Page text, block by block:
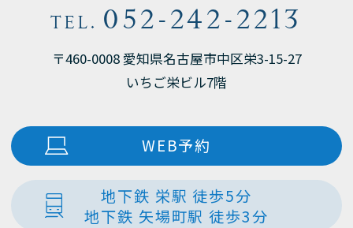
TEL. 052-242-2213
〒460-0008 愛知県名古屋市中区栄3-15-27
いちご栄ビル7階
WEB予約
地下鉄 栄駅 徒歩5分
地下鉄 矢場町駅 徒歩3分